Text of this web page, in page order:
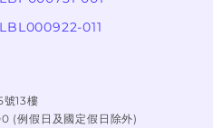
011
13樓
(例假日及國定假日除外)